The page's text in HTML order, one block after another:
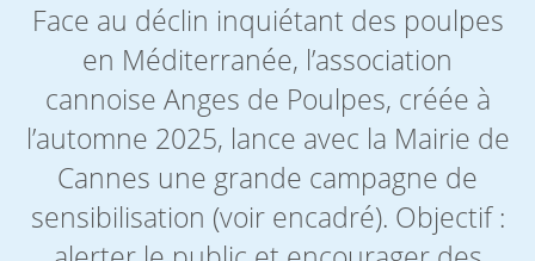
Face au déclin inquiétant des poulpes
en Méditerranée, l’association
cannoise Anges de Poulpes, créée à
l’automne 2025, lance avec la Mairie de
Cannes une grande campagne de
sensibilisation (voir encadré). Objectif :